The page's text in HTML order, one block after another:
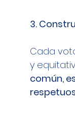
3.
Cada
y
común,